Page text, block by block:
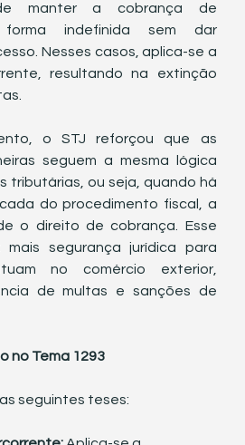
manter a cobrança de
indefinida sem dar
Nesses casos, aplica-se a
resultando na extinção
o STJ reforçou que as
seguem a mesma lógica
tributárias, ou seja, quando há
do procedimento fiscal, a
o direito de cobrança. Esse
mais segurança jurídica para
no comércio exterior,
de multas e sanções de
no Tema 1293
seguintes teses: